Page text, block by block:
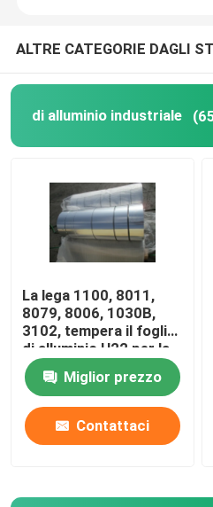
ALTRE CATEGORIE DAGLI
di alluminio industriale
La lega 1100, 8011,
8079, 8006, 1030B,
3102, tempera il foglio
di alluminio H22 per la
bobina delle azione
0.09-0.6mmx 60-
1200mmx dell'aletta
Miglior prezzo
Contattaci